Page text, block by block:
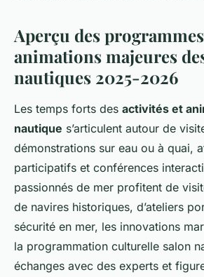
Aperçu des
animations majeures
nautiques 2025-2026
Les temps forts des activités et
nautique s’articulent autour de
démonstrations sur eau ou à quai,
participatifs et conférences
passionnés de mer profitent de
de navires historiques, d’ateliers
sécurité en mer, les innovations
la programmation culturelle salon
échanges avec des experts et